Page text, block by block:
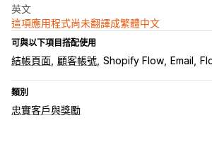
英文
這項應用程式尚未翻譯成繁體中文
可與以下項目搭配使用
結帳頁面 顧客帳號 Shopify Flow Email
類別
忠實客戶與獎勵